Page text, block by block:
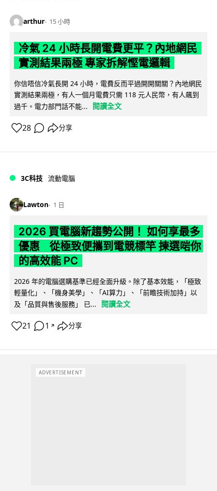
arthur 15 小時
冷氣 24 小時長開電費更平？內地網民
實測結果兩極 專家拆解慳電邏輯
你信唔信冷氣長開 24 小時，電費反而平過開開關關？內地網民
實測結果兩極，有人一個月電費只需 118 元人民幣，有人飆到
過千。電力部門話不能...
閱讀全文
28 分享
3C科技 流動電腦
Lawton 1 日
2026 買電腦新趨勢公開！ 如何享最多
優惠 從極致便攜到電競標竿 揀選啱你
的高效能 PC
2026 年的電腦選購基準已經全面升級。除了基本效能，「極致
輕量化」、「機身美學」、「AI算力」、「前瞻技術加持」以
及「品質與售後服務」 已...
閱讀全文
21 1 ↗ 分享
ADVERTISEMENT